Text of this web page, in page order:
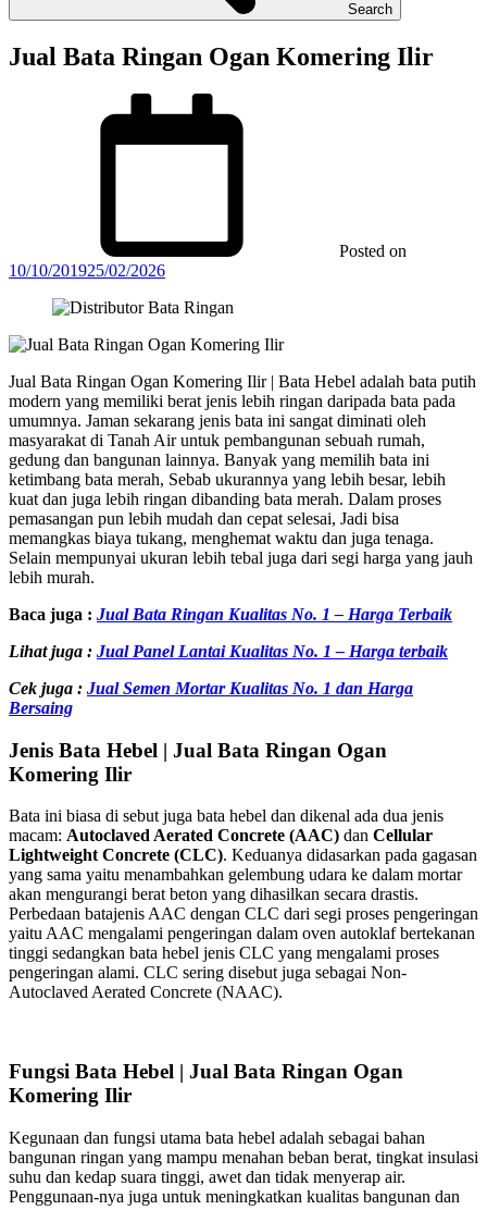
Search
Jual Bata Ringan Ogan Komering Ilir
Posted on
10/10/201925/02/2026
Jual Bata Ringan Ogan Komering Ilir | Bata Hebel adalah bata putih
modern yang memiliki berat jenis lebih ringan daripada bata pada
umumnya. Jaman sekarang jenis bata ini sangat diminati oleh
masyarakat di Tanah Air untuk pembangunan sebuah rumah,
gedung dan bangunan lainnya. Banyak yang memilih bata ini
ketimbang bata merah, Sebab ukurannya yang lebih besar, lebih
kuat dan juga lebih ringan dibanding bata merah. Dalam proses
pemasangan pun lebih mudah dan cepat selesai, Jadi bisa
memangkas biaya tukang, menghemat waktu dan juga tenaga.
Selain mempunyai ukuran lebih tebal juga dari segi harga yang jauh
lebih murah.
Baca juga : Jual Bata Ringan Kualitas No. 1 – Harga Terbaik
Lihat juga : Jual Panel Lantai Kualitas No. 1 – Harga terbaik
Cek juga : Jual Semen Mortar Kualitas No. 1 dan Harga
Bersaing
Jenis Bata Hebel | Jual Bata Ringan Ogan
Komering Ilir
Bata ini biasa di sebut juga bata hebel dan dikenal ada dua jenis
macam: Autoclaved Aerated Concrete (AAC) dan Cellular
Lightweight Concrete (CLC). Keduanya didasarkan pada gagasan
yang sama yaitu menambahkan gelembung udara ke dalam mortar
akan mengurangi berat beton yang dihasilkan secara drastis.
Perbedaan batajenis AAC dengan CLC dari segi proses pengeringan
yaitu AAC mengalami pengeringan dalam oven autoklaf bertekanan
tinggi sedangkan bata hebel jenis CLC yang mengalami proses
pengeringan alami. CLC sering disebut juga sebagai Non-
Autoclaved Aerated Concrete (NAAC).
Fungsi Bata Hebel | Jual Bata Ringan Ogan
Komering Ilir
Kegunaan dan fungsi utama bata hebel adalah sebagai bahan
bangunan ringan yang mampu menahan beban berat, tingkat insulasi
suhu dan kedap suara tinggi, awet dan tidak menyerap air.
Penggunaan-nya juga untuk meningkatkan kualitas bangunan dan